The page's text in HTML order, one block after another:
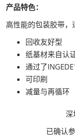
产品特色：
高性能的包装胶带
回收友好型
纸基材来自认
通过了
可印刷
减量与再循环
深
已确认